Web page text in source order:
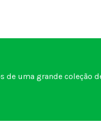
de uma grande coleção